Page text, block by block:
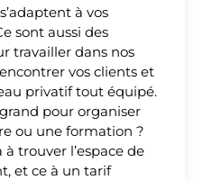
à vos
sont aussi des
travailler dans nos
vos clients et
privatif tout équipé.
pour organiser
ou une formation ?
trouver l’espace de
et ce à un tarif